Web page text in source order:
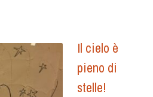
Il cielo è
pieno di
stelle!